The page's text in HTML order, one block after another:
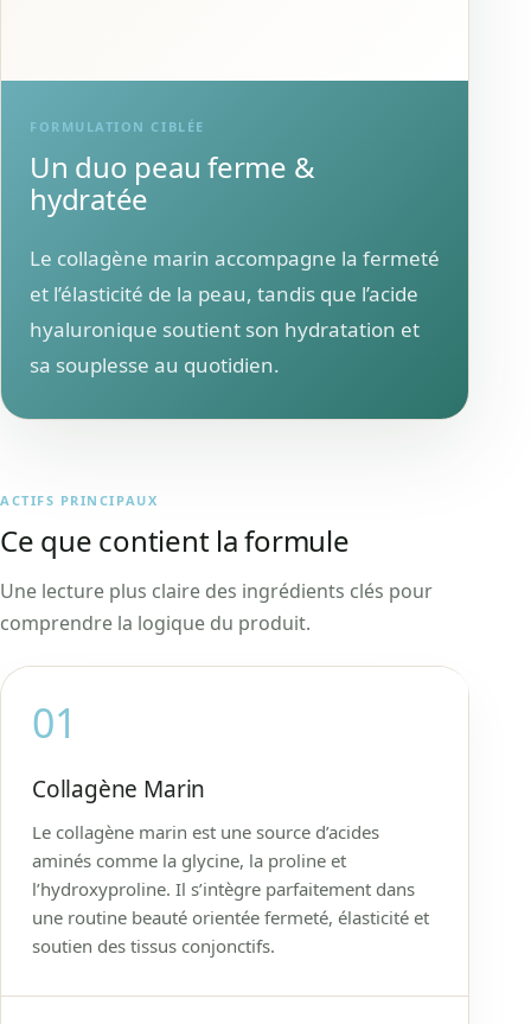
FORMULATION CIBLÉE
Un duo peau ferme &
hydratée
Le collagène marin accompagne la fermeté
et l’élasticité de la peau, tandis que l’acide
hyaluronique soutient son hydratation et
sa souplesse au quotidien.
ACTIFS PRINCIPAUX
Ce que contient la formule
Une lecture plus claire des ingrédients clés pour
comprendre la logique du produit.
01
Collagène Marin
Le collagène marin est une source d’acides
aminés comme la glycine, la proline et
l’hydroxyproline. Il s’intègre parfaitement dans
une routine beauté orientée fermeté, élasticité et
soutien des tissus conjonctifs.